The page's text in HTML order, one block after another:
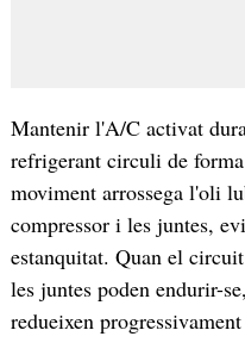
Mantenir l'A/C activat
refrigerant circuli de
moviment arrossega l'oli
compressor i les juntes,
estanquitat. Quan el
les juntes poden endurir-
redueixen